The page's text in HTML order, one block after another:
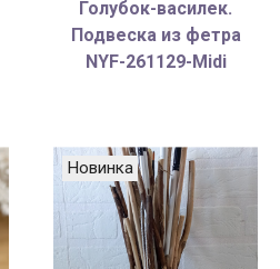
Голубок-василек.
Подвеска из фетра
NYF-261129-Midi
Новинка